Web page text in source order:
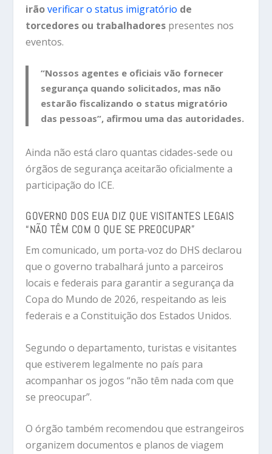
irãoverificar o status imigratório de
torcedores ou trabalhadores presentes nos
eventos.
“Nossos agentes e oficiais vão fornecer
segurança quando solicitados, mas não
estarão fiscalizando o status migratório
das pessoas”, afirmou uma das autoridades.
Ainda não está claro quantas cidades-sede ou
órgãos de segurança aceitarão oficialmente a
participação do ICE.
GOVERNO DOS EUA DIZ QUE VISITANTES LEGAIS
“NÃO TÊM COM O QUE SE PREOCUPAR”
Em comunicado, um porta-voz do DHS declarou
que o governo trabalhará junto a parceiros
locais e federais para garantir a segurança da
Copa do Mundo de 2026, respeitando as leis
federais e a Constituição dos Estados Unidos.
Segundo o departamento, turistas e visitantes
que estiverem legalmente no país para
acompanhar os jogos “não têm nada com que
se preocupar”.
O órgão também recomendou que estrangeiros
organizem documentos e planos de viagem